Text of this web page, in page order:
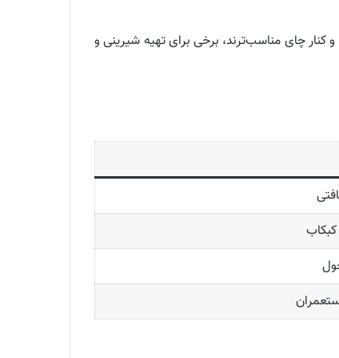
کنار چای مناسب‌ترند، برخی برای تهیه شیرینی و